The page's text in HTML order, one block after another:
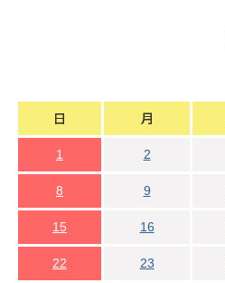
1 2
8 9
15 16
22 23